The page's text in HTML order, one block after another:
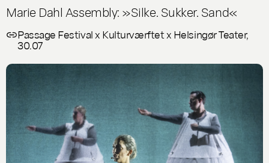
Marie Dahl Assembly: »Silke. Sukker. Sand«
Passage Festival x Kulturværftet x Helsingør Teater,
30.07